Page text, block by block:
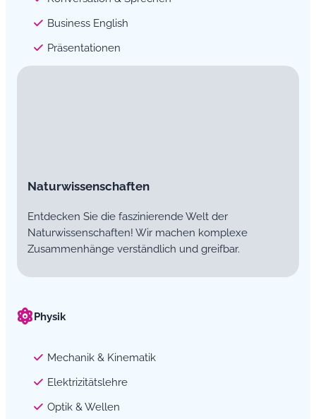
Business English
Präsentationen
Naturwissenschaften
Entdecken Sie die faszinierende Welt der
Naturwissenschaften! Wir machen komplexe
Zusammenhänge verständlich und greifbar.
Physik
Mechanik & Kinematik
Elektrizitätslehre
Optik & Wellen